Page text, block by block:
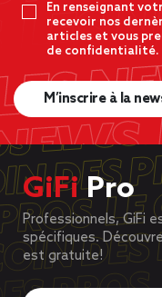
En renseignant
recevoir nos
articles et vous
de confidentialité.
M’inscrire à la
GiFiPro
Professionnels, GiFi
spécifiques.
est gratuite!